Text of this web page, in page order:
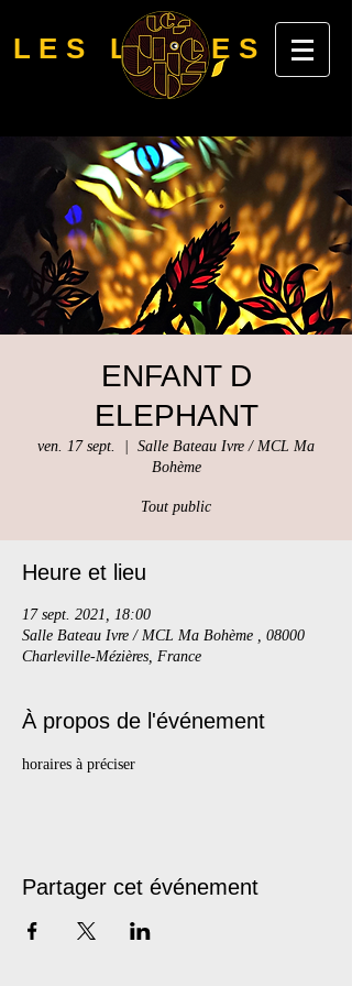
LES LUBIES
ENFANT D
ELEPHANT
ven. 17 sept.
Salle Bateau Ivre / MCL Ma
Bohème
Tout public
Heure et lieu
17 sept. 2021, 18:00
Salle Bateau Ivre / MCL Ma Bohème , 08000
Charleville-Mézières, France
À propos de l'événement
horaires à préciser
Partager cet événement